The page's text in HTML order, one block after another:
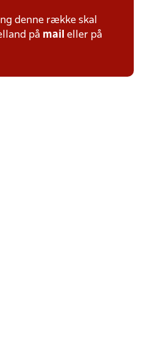
denne række skal
på mail eller på